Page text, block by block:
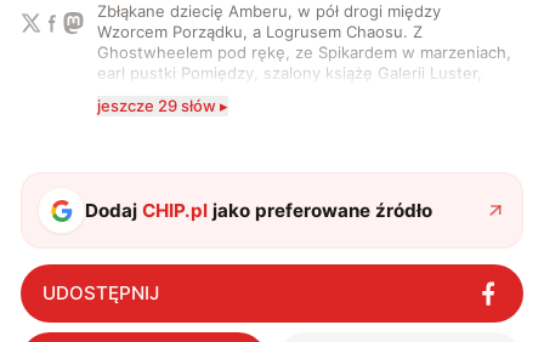
Zbłąkane dziecię Amberu, w pół drogi między
Wzorcem Porządku, a Logrusem Chaosu. Z
Ghostwheelem pod rękę, ze Spikardem w marzeniach,
earl pustki Pomiędzy, szalony książę Galerii Luster,
serio? Pisaniem o szeroko pojętej technice o zajmuję
i gram w gry :)
jeszcze 29 słów ▸
DodajCHIP.pl jako preferowane źródło
UDOSTĘPNIJ